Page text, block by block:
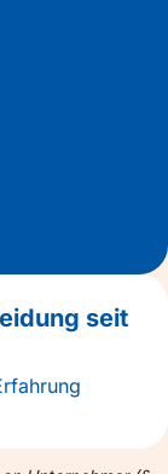
seit